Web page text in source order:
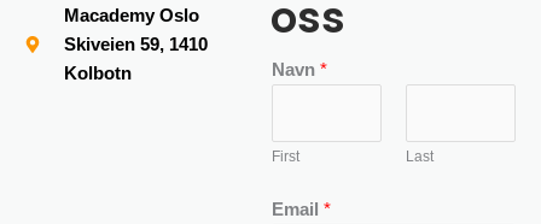
Macademy Oslo
Skiveien 59, 1410
Kolbotn
oss
Navn *
First Last
Email *